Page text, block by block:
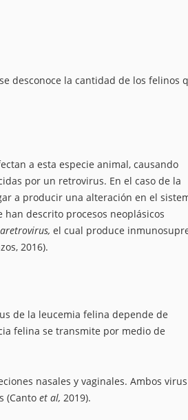
desconoce la cantidad de los felinos
a esta especie animal, causando
por un retrovirus. En el caso de la
a producir una alteración en el
descrito procesos neoplásicos
el cual produce
2016).
de la leucemia felina depende de
felina se transmite por medio de
nasales y vaginales. Ambos virus
(Canto et al, 2019).